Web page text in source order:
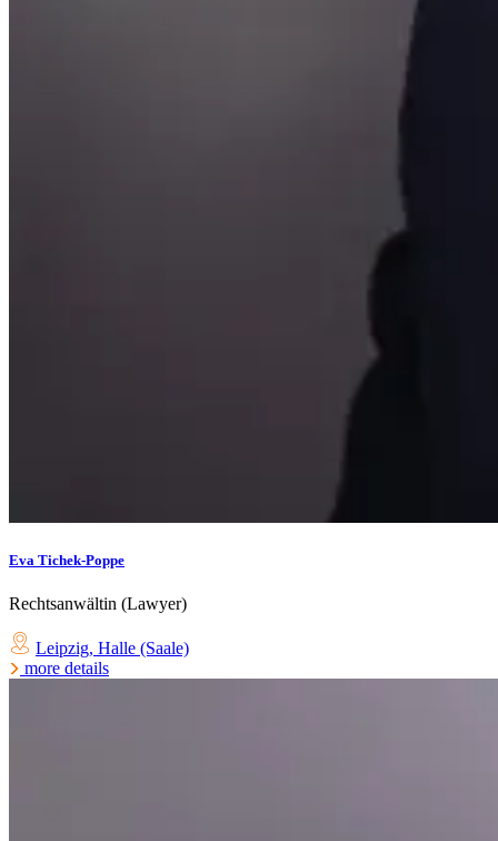
Eva Tichek-Poppe
Rechtsanwältin (Lawyer)
Leipzig, Halle (Saale)
more details